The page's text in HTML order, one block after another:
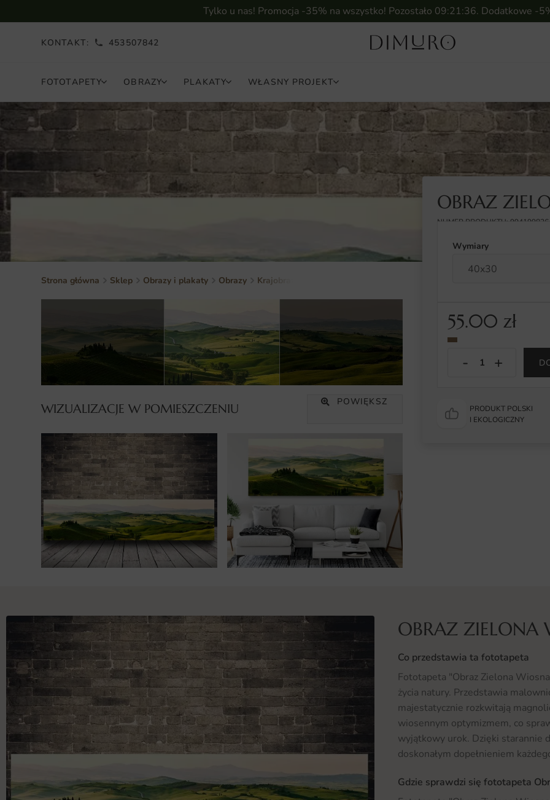
Tylko u nas! Promocja -35% na wszystko! Pozostało 09:21:35. Dodatkowe -
KONTAKT: 453507842
FOTOTAPETY OBRAZY PLAKATY WŁASNY PROJEKT
Strona główna Sklep Obrazy i plakaty Obrazy Krajobraz
WIZUALIZACJE W POMIESZCZENIU POWIĘKSZ
OBRAZ
NUMER PRODUKTU:
Wymiary
55.00 zł
PRODUKT POLSKI
I EKOLOGICZNY
OBRAZ ZIELONA
Co przedstawia ta fototapeta
Fototapeta "Obraz Zielona
życia natury. Przedstawia
majestatycznie rozkwitają
wiosennym optymizmem, co
wyjątkowy urok. Dzięki starannie
doskonałym dopełnieniem
Gdzie sprawdzi się fototapeta